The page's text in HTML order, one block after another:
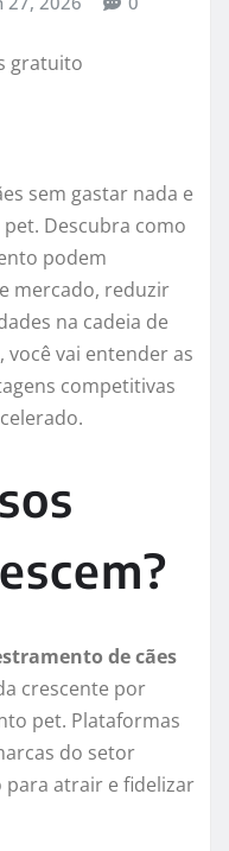
sem gastar nada e
Descubra como
podem
mercado, reduzir
na cadeia de
vai entender as
competitivas
de cães
crescente por
pet. Plataformas
do setor
atrair e fidelizar